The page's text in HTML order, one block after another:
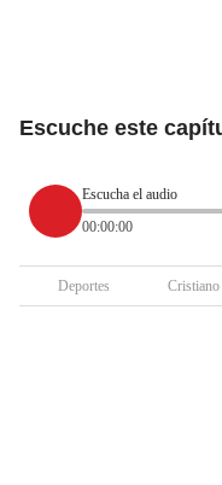
Escuche este
Escucha el audio
00:00:00
Deportes